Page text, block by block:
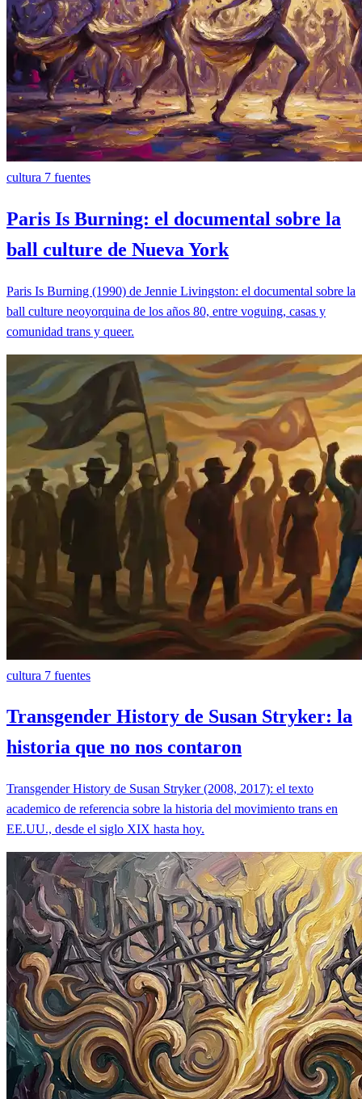
cultura 7 fuentes
Paris Is Burning: el documental sobre la
ball culture de Nueva York
Paris Is Burning (1990) de Jennie Livingston: el documental sobre la
ball culture neoyorquina de los años 80, entre voguing, casas y
comunidad trans y queer.
cultura 7 fuentes
Transgender History de Susan Stryker: la
historia que no nos contaron
Transgender History de Susan Stryker (2008, 2017): el texto
academico de referencia sobre la historia del movimiento trans en
EE.UU., desde el siglo XIX hasta hoy.